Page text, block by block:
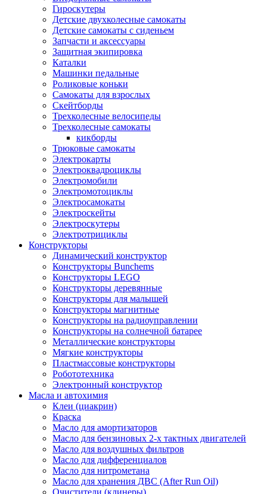
Гироскутеры
Детские двухколесные самокаты
Детские самокаты с сиденьем
Запчасти и аксессуары
Защитная экипировка
Каталки
Машинки педальные
Роликовые коньки
Самокаты для взрослых
Скейтборды
Трехколесные велосипеды
Трехколесные самокаты
кикборды
Трюковые самокаты
Электрокарты
Электроквадроциклы
Электромобили
Электромотоциклы
Электросамокаты
Электроскейты
Электроскутеры
Электротрициклы
Конструкторы
Динамический конструктор
Конструкторы Bunchems
Конструкторы LEGO
Конструкторы деревянные
Конструкторы для малышей
Конструкторы магнитные
Конструкторы на радиоуправлении
Конструкторы на солнечной батарее
Металлические конструкторы
Мягкие конструкторы
Пластмассовые конструкторы
Робототехника
Электронный конструктор
Масла и автохимия
Клеи (циакрин)
Краска
Масло для амортизаторов
Масло для бензиновых 2-х тактных двигателей
Масло для воздушных фильтров
Масло для дифференциалов
Масло для нитрометана
Масло для хранения ДВС (After Run Oil)
Очистители (клинеры)